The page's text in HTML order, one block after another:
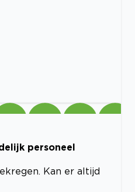
personeel
Kan er altijd